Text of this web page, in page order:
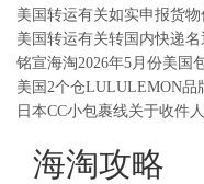
美国转运有关如实申报货物
美国转运有关转国内快递名
铭宣海淘2026年5月份美国
美国2个仓LULULEMON品
日本CC小包裹线关于收件
海淘攻略